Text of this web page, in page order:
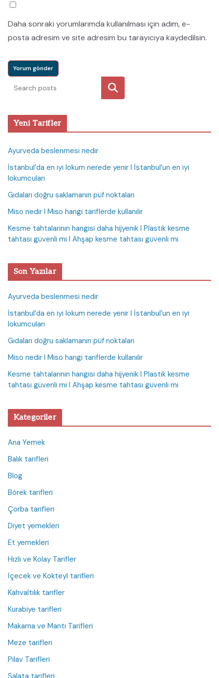
Daha sonraki yorumlarımda kullanılması için adım, e-
posta adresim ve site adresim bu tarayıcıya kaydedilsin.
Ara
Yeni Tarifler
Ayurveda beslenmesi nedir
İstanbul’da en iyi lokum nerede yenir I İstanbul’un en iyi
lokumcuları
Gıdaları doğru saklamanın püf noktaları
Miso nedir I Miso hangi tariflerde kullanılır
Kesme tahtalarının hangisi daha hijyenik I Plastik kesme
tahtası güvenli mi I Ahşap kesme tahtası güvenli mi
Son Yazılar
Ayurveda beslenmesi nedir
İstanbul’da en iyi lokum nerede yenir I İstanbul’un en iyi
lokumcuları
Gıdaları doğru saklamanın püf noktaları
Miso nedir I Miso hangi tariflerde kullanılır
Kesme tahtalarının hangisi daha hijyenik I Plastik kesme
tahtası güvenli mi I Ahşap kesme tahtası güvenli mi
Kategoriler
Ana Yemek
Balık tarifleri
Blog
Börek tarifleri
Çorba tarifleri
Diyet yemekleri
Et yemekleri
Hızlı ve Kolay Tarifler
İçecek ve Kokteyl tarifleri
Kahvaltılık tarifler
Kurabiye tarifleri
Makarna ve Mantı Tarifleri
Meze tarifleri
Pilav Tarifleri
Salata tarifleri